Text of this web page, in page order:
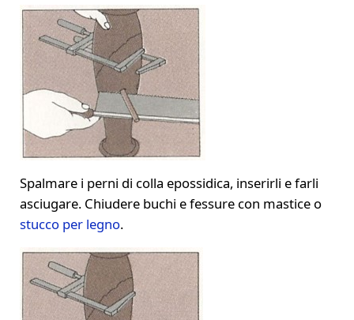
Spalmare i perni di colla epossidica, inserirli e farli
asciugare. Chiudere buchi e fessure con mastice o
stucco per legno.